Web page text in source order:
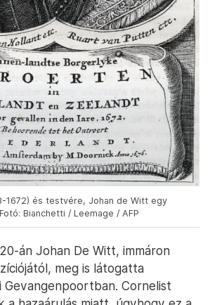
1672) és testvére, Johan de Witt egy
Bianchetti / Leemage / AFP
án Johan De Witt, immáron
meg is látogatta
Cornelist